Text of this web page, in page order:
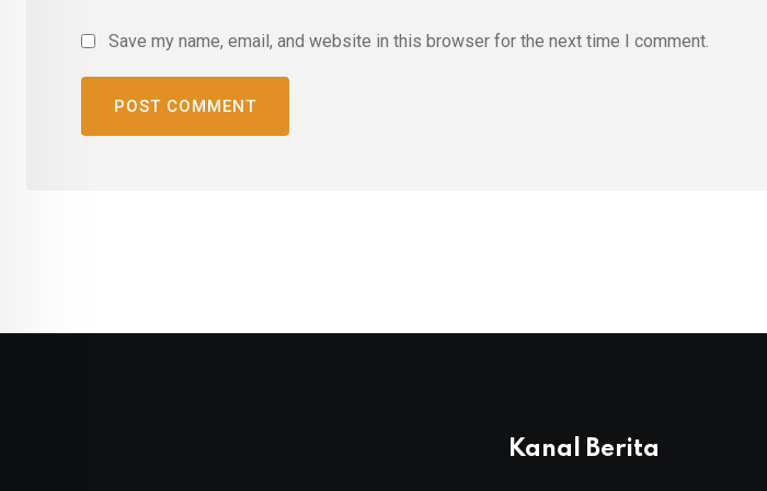
Save my name, email, and website in this browser for the next time I comment.
Kanal Berita